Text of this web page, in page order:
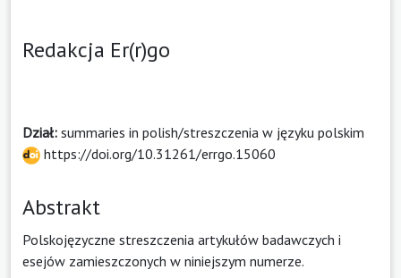
Redakcja Er(r)go
Dział: summaries in polish/streszczenia w języku polskim
https://doi.org/10.31261/errgo.15060
Abstrakt
Polskojęzyczne streszczenia artykułów badawczych i
esejów zamieszczonych w niniejszym numerze.